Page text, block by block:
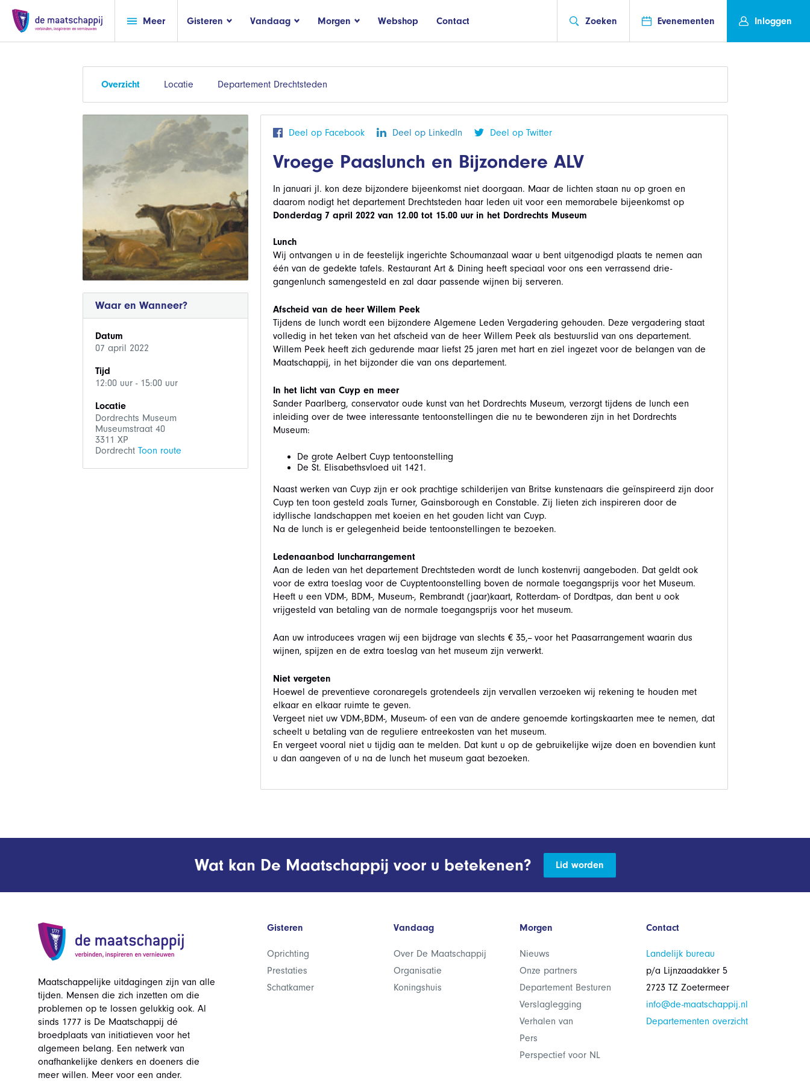
Meer Gisteren Vandaag Morgen Webshop Contact Zoeken Evenementen Inloggen
Overzicht Locatie Departement Drechtsteden
Waar en Wanneer?
Datum
07 april 2022
Tijd
12:00 uur - 15:00 uur
Locatie
Dordrechts Museum
Museumstraat 40
3311 XP
Dordrecht Toon route
Deel op Facebook Deel op LinkedIn Deel op Twitter
Vroege Paaslunch en Bijzondere ALV
In januari jl. kon deze bijzondere bijeenkomst niet doorgaan. Maar de lichten staan nu op groen en
daarom nodigt het departement Drechtsteden haar leden uit voor een memorabele bijeenkomst op
Donderdag 7 april 2022 van 12.00 tot 15.00 uur in het Dordrechts Museum
Lunch
Wij ontvangen u in de feestelijk ingerichte Schoumanzaal waar u bent uitgenodigd plaats te nemen aan
één van de gedekte tafels. Restaurant Art & Dining heeft speciaal voor ons een verrassend drie-
gangenlunch samengesteld en zal daar passende wijnen bij serveren.
Afscheid van de heer Willem Peek
Tijdens de lunch wordt een bijzondere Algemene Leden Vergadering gehouden. Deze vergadering staat
volledig in het teken van het afscheid van de heer Willem Peek als bestuurslid van ons departement.
Willem Peek heeft zich gedurende maar liefst 25 jaren met hart en ziel ingezet voor de belangen van de
Maatschappij, in het bijzonder die van ons departement.
In het licht van Cuyp en meer
Sander Paarlberg, conservator oude kunst van het Dordrechts Museum, verzorgt tijdens de lunch een
inleiding over de twee interessante tentoonstellingen die nu te bewonderen zijn in het Dordrechts
Museum:
De grote Aelbert Cuyp tentoonstelling
De St. Elisabethsvloed uit 1421.
Naast werken van Cuyp zijn er ook prachtige schilderijen van Britse kunstenaars die geïnspireerd zijn door
Cuyp ten toon gesteld zoals Turner, Gainsborough en Constable. Zij lieten zich inspireren door de
idyllische landschappen met koeien en het gouden licht van Cuyp.
Na de lunch is er gelegenheid beide tentoonstellingen te bezoeken.
Ledenaanbod luncharrangement
Aan de leden van het departement Drechtsteden wordt de lunch kostenvrij aangeboden. Dat geldt ook
voor de extra toeslag voor de Cuyptentoonstelling boven de normale toegangsprijs voor het Museum.
Heeft u een VDM-, BDM-, Museum-, Rembrandt (jaar)kaart, Rotterdam- of Dordtpas, dan bent u ook
vrijgesteld van betaling van de normale toegangsprijs voor het museum.
Aan uw introducees vragen wij een bijdrage van slechts € 35,-- voor het Paasarrangement waarin dus
wijnen, spijzen en de extra toeslag van het museum zijn verwerkt.
Niet vergeten
Hoewel de preventieve coronaregels grotendeels zijn vervallen verzoeken wij rekening te houden met
elkaar en elkaar ruimte te geven.
Vergeet niet uw VDM-,BDM-, Museum- of een van de andere genoemde kortingskaarten mee te nemen, dat
scheelt u betaling van de reguliere entreekosten van het museum.
En vergeet vooral niet u tijdig aan te melden. Dat kunt u op de gebruikelijke wijze doen en bovendien kunt
u dan aangeven of u na de lunch het museum gaat bezoeken.
Wat kan De Maatschappij voor u betekenen? Lid worden
Maatschappelijke uitdagingen zijn van alle
tijden. Mensen die zich inzetten om die
problemen op te lossen gelukkig ook. Al
sinds 1777 is De Maatschappij dé
broedplaats van initiatieven voor het
algemeen belang. Een netwerk van
onafhankelijke denkers en doeners die
meer willen. Meer voor een ander.
Gisteren
Oprichting
Prestaties
Schatkamer
Vandaag
Over De Maatschappij
Organisatie
Koningshuis
Morgen
Nieuws
Onze partners
Departement Besturen
Verslaglegging
Verhalen van
Pers
Perspectief voor NL
Contact
Landelijk bureau
p/a Lijnzaadakker 5
2723 TZ Zoetermeer
info@de-maatschappij.nl
Departementen overzicht